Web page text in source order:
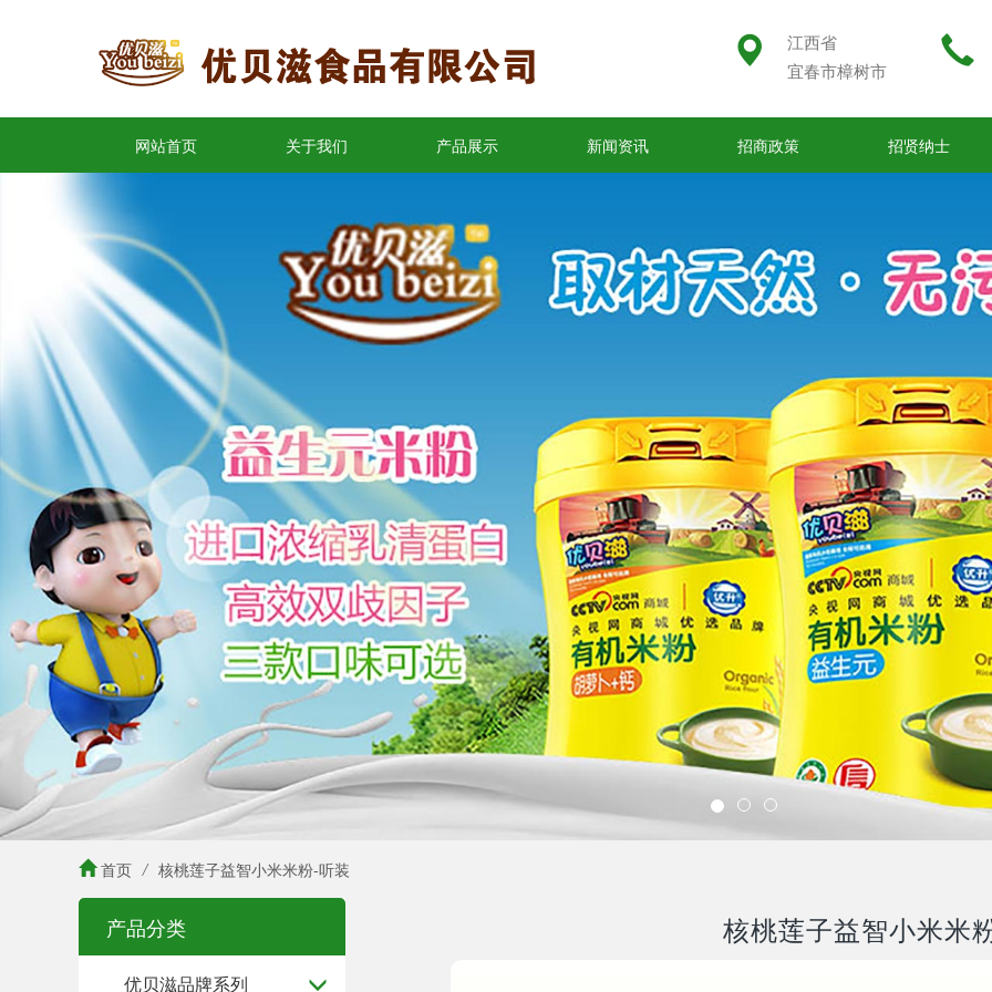
江西省
宜春市樟树市
网站首页 关于我们 产品展示 新闻资讯 招商政策 招贤纳士
首页 / 核桃莲子益智小米米粉-听装
产品分类
优贝滋品牌系列
核桃莲子益智小米米